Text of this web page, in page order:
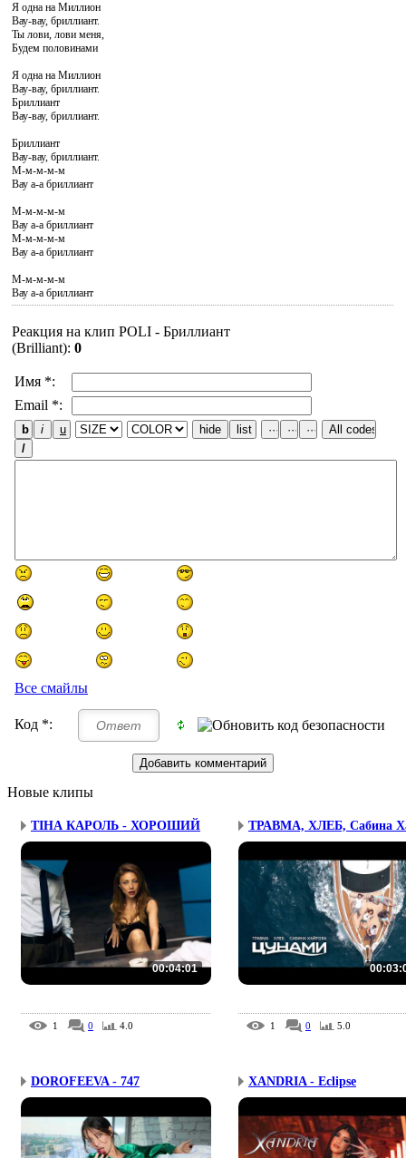
Я одна на Миллион
Вау-вау, бриллиант.
Ты лови, лови меня,
Будем половинами
Я одна на Миллион
Вау-вау, бриллиант.
Бриллиант
Вау-вау, бриллиант.
Бриллиант
Вау-вау, бриллиант.
М-м-м-м-м
Вау а-а бриллиант
М-м-м-м-м
Вау а-а бриллиант
М-м-м-м-м
Вау а-а бриллиант
М-м-м-м-м
Вау а-а бриллиант
Реакция на клип POLI - Бриллиант
(Brilliant): 0
Имя *:
Email *:
Все смайлы
Код *:
Новые клипы
ТІНА КАРОЛЬ - ХОРОШИЙ
00:04:01
1 0 4.0
ТРАВМА, ХЛЕБ, Сабина
1 0 5.0
DOROFEEVA - 747 XANDRIA - Eclipse